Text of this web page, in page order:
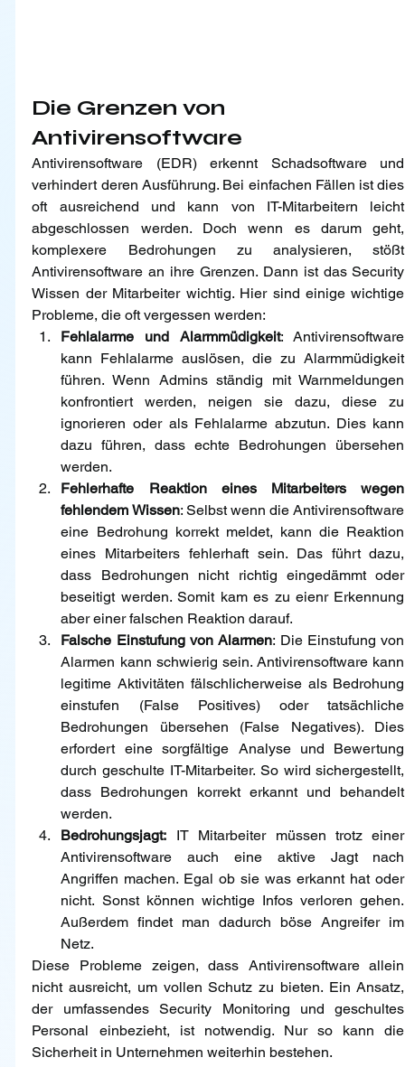
Die Grenzen von
Antivirensoftware
Antivirensoftware (EDR) erkennt Schadsoftware und
verhindert deren Ausführung. Bei einfachen Fällen ist dies
oft ausreichend und kann von IT-Mitarbeitern leicht
abgeschlossen werden. Doch wenn es darum geht,
komplexere Bedrohungen zu analysieren, stößt
Antivirensoftware an ihre Grenzen. Dann ist das Security
Wissen der Mitarbeiter wichtig. Hier sind einige wichtige
Probleme, die oft vergessen werden:
Fehlalarme und Alarmmüdigkeit: Antivirensoftware
kann Fehlalarme auslösen, die zu Alarmmüdigkeit
führen. Wenn Admins ständig mit Warnmeldungen
konfrontiert werden, neigen sie dazu, diese zu
ignorieren oder als Fehlalarme abzutun. Dies kann
dazu führen, dass echte Bedrohungen übersehen
werden.
Fehlerhafte Reaktion eines Mitarbeiters wegen
fehlendem Wissen: Selbst wenn die Antivirensoftware
eine Bedrohung korrekt meldet, kann die Reaktion
eines Mitarbeiters fehlerhaft sein. Das führt dazu,
dass Bedrohungen nicht richtig eingedämmt oder
beseitigt werden. Somit kam es zu eienr Erkennung
aber einer falschen Reaktion darauf.
Falsche Einstufung von Alarmen: Die Einstufung von
Alarmen kann schwierig sein. Antivirensoftware kann
legitime Aktivitäten fälschlicherweise als Bedrohung
einstufen (False Positives) oder tatsächliche
Bedrohungen übersehen (False Negatives). Dies
erfordert eine sorgfältige Analyse und Bewertung
durch geschulte IT-Mitarbeiter. So wird sichergestellt,
dass Bedrohungen korrekt erkannt und behandelt
werden.
Bedrohungsjagt: IT Mitarbeiter müssen trotz einer
Antivirensoftware auch eine aktive Jagt nach
Angriffen machen. Egal ob sie was erkannt hat oder
nicht. Sonst können wichtige Infos verloren gehen.
Außerdem findet man dadurch böse Angreifer im
Netz.
Diese Probleme zeigen, dass Antivirensoftware allein
nicht ausreicht, um vollen Schutz zu bieten. Ein Ansatz,
der umfassendes Security Monitoring und geschultes
Personal einbezieht, ist notwendig. Nur so kann die
Sicherheit in Unternehmen weiterhin bestehen.